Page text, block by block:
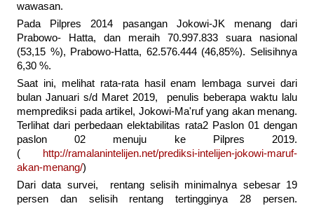
wawasan.
Pada Pilpres 2014 pasangan Jokowi-JK menang dari
Prabowo- Hatta, dan meraih 70.997.833 suara nasional
(53,15 %), Prabowo-Hatta, 62.576.444 (46,85%). Selisihnya
6,30 %.
Saat ini, melihat rata-rata hasil enam lembaga survei dari
bulan Januari s/d Maret 2019, penulis beberapa waktu lalu
memprediksi pada artikel, Jokowi-Ma'ruf yang akan menang.
Terlihat dari perbedaan elektabilitas rata2 Paslon 01 dengan
paslon 02 menuju ke Pilpres 2019.
(
http://ramalanintelijen.net/prediksi-intelijen-jokowi-maruf-
akan-menang/)
Dari data survei, rentang selisih minimalnya sebesar 19
persen dan selisih rentang tertingginya 28 persen.